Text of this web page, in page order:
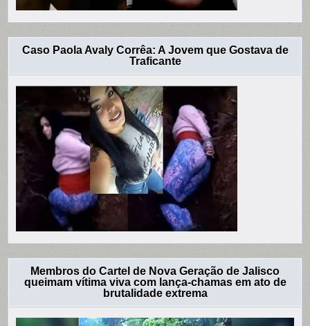
Caso Paola Avaly Corrêa: A Jovem que Gostava de
Traficante
Membros do Cartel de Nova Geração de Jalisco
queimam vítima viva com lança-chamas em ato de
brutalidade extrema